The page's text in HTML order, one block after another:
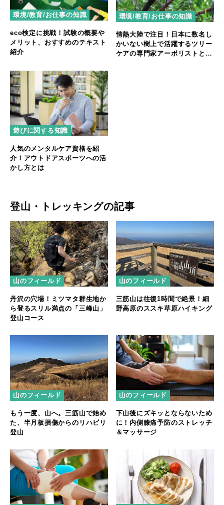
環境/教育/お仕事の知識
eco検定に挑戦！試験の概要や
メリット、おすすめのテキスト
紹介
環境/教育/お仕事の知識
情熱大陸で注目！日本に数名し
かいない樹上で活躍するツリー
ケアの専門家アーボリストと
遊びに関する知識
人気のメンタルケア資格を紹
介！アウトドアスポーツへの活
かし方とは
登山・トレッキングの記事
山のフィールド
丹沢の穴場！ミツマタ群生地か
ら登るスリル満点の「三峰山」
登山コース
山のフィールド
三筋山は往復1時間で絶景！細
野高原のススキ草原ハイキング
山のフィールド
もう一度、山へ。三筋山で始め
た、半月板損傷からのリハビリ
登山
山のフィールド
下山後にズキッとならないため
に！内側膝痛予防のストレッチ
＆マッサージ